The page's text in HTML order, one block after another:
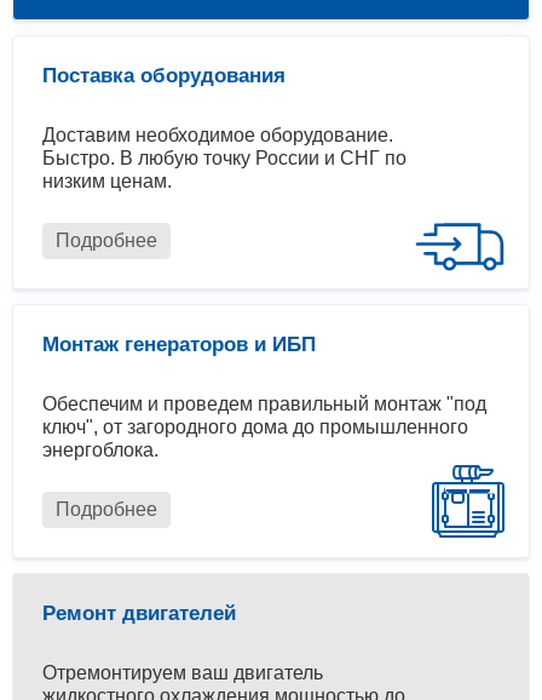
Поставка оборудования
Доставим необходимое оборудование.
Быстро. В любую точку России и СНГ по
низким ценам.
Подробнее
Монтаж генераторов и ИБП
Обеспечим и проведем правильный монтаж "под
ключ", от загородного дома до промышленного
энергоблока.
Подробнее
Ремонт двигателей
Отремонтируем ваш двигатель